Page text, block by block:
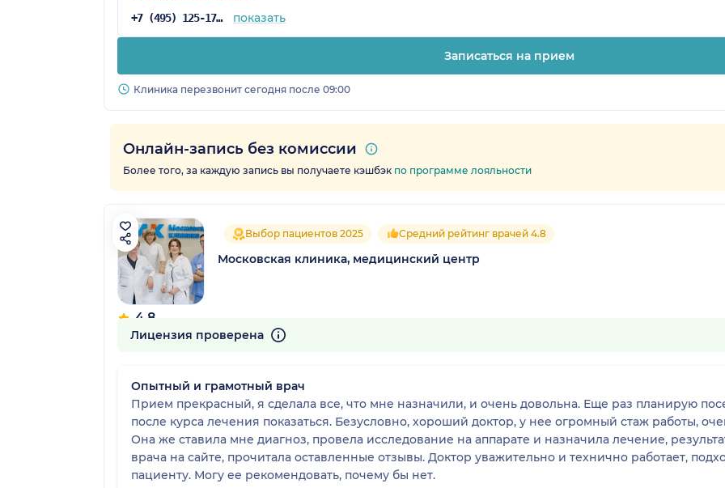
+7 (495) 125-17-00 показать
Записаться на прием
Клиника перезвонит сегодня после 09:00
Онлайн-запись без комиссии
Более того, за каждую запись вы получаете кэшбэк по программе лояльности
4.8
643 отзыва
Выбор пациентов 2025 Средний рейтинг врачей 4.8
Московская клиника, медицинский центр
Лицензия проверена
Опытный и грамотный врач
Прием прекрасный, я сделала все, что мне назначили, и очень довольна. Еще раз планирую
после курса лечения показаться. Безусловно, хороший доктор, у нее огромный стаж работы,
Она же ставила мне диагноз, провела исследование на аппарате и назначила лечение,
врача на сайте, прочитала оставленные отзывы. Доктор уважительно и технично работает,
пациенту. Могу ее рекомендовать, почему бы нет.